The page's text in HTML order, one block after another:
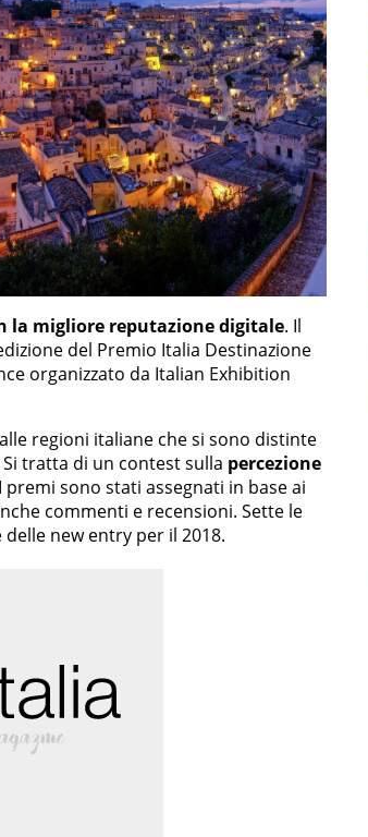
la migliore reputazione digitale. Il
del Premio Italia Destinazione
organizzato da Italian Exhibition
regioni italiane che si sono distinte
tratta di un contest sulla percezione
premi sono stati assegnati in base ai
commenti e recensioni. Sette le
new entry per il 2018.